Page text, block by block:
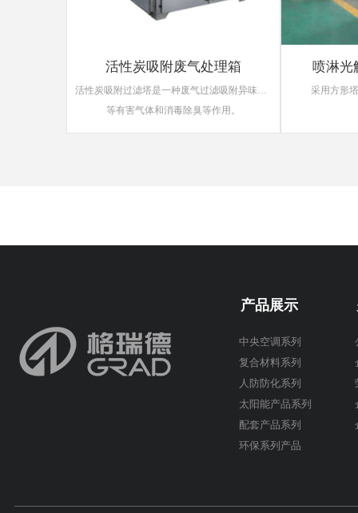
喷淋光解组合式净化设备
采用方形塔体，用法兰分段连接而成
产品展示
中央空调系列
复合材料系列
人防防化系列
太阳能产品系列
配套产品系列
环保系列产品